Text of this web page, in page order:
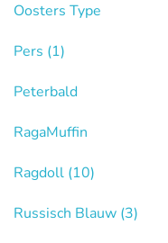
Oosters Type
Pers (1)
Peterbald
RagaMuffin
Ragdoll (10)
Russisch Blauw (3)